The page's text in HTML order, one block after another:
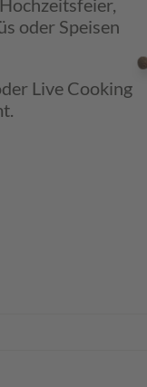
oder Speisen
Live Cooking